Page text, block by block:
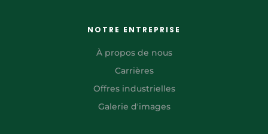
NOTRE ENTREPRISE
À propos de nous
Carrières
Offres industrielles
Galerie d'images